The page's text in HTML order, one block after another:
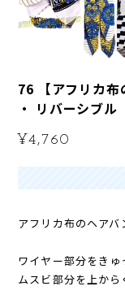
76 【アフリカ
・ リバーシブル
¥4,760
アフリカ布のヘアバ
ワイヤー部分をきゅ
ムスビ部分を上か